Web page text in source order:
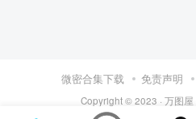
微密合集下载 免责声明
Copyright © 2023 · 万图屋